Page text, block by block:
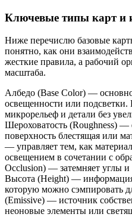
Ключевые типы карт и
Ниже перечислю базовые
понятно, как они
жесткие правила, а рабочий
масштаба.
Албедо (Base Color) —
освещенности или
микрорельеф и детали без
Шероховатость (Roughness) —
поверхность блестящая или
— управляет тем, как
освещением в сочетании с
Occlusion) — затемняет углы и
Высота (Height) —
которую можно сэмпировать
(Emissive) — источник
неоновые элементы или